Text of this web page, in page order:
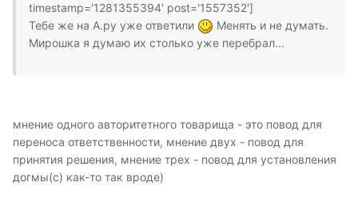
timestamp='1281355394' post='1557352']
Тебе же на А.ру уже ответили
Менять и не думать.
Мирошка я думаю их столько уже перебрал...
мнение одного авторитетного товарища - это повод для
переноса ответственности, мнение двух - повод для
принятия решения, мнение трех - повод для установления
догмы(с) как-то так вроде)